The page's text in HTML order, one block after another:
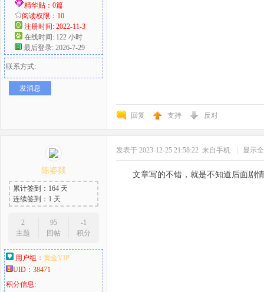
精华贴：0篇
阅读权限：10
注册时间: 2022-11-3
在线时间: 122 小时
最后登录: 2026-7-29
联系方式:
发消息
回复 支持 反对
陈姿燚
累计签到：164 天
连续签到：1 天
2
主题
95
回帖
-1
积分
用户组： 黄金VIP
UID： 38471
积分信息:
发表于 2023-12-25 21:58:22 来自手机 显示
文章写的不错，就是不知道后面剧